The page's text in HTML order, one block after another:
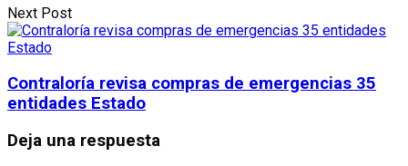
Next Post
Contraloría revisa compras de emergencias 35
entidades Estado
Deja una respuesta